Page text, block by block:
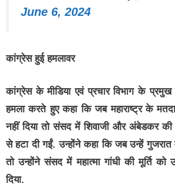
June 6, 2024
कांग्रेस हुई हमलावर
कांग्रेस के मीडिया एवं प्रचार विभाग के
हमला करते हुए कहा कि जब महाराष्ट्र के
नहीं दिया तो संसद में शिवाजी और अंबेडकर की
से हटा दी गईं. उन्होंने कहा कि जब उन्हें गुजरात
तो उन्होंने संसद में महात्मा गांधी की मूर्ति
दिया.